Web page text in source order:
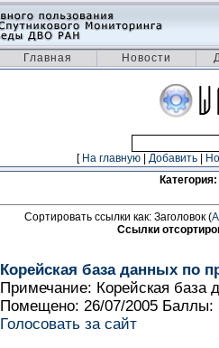
Главная Новости
[ На главную Добавить
Категория:
Сортировать ссылки как: Заголовок (A
Ссылки
Корейская база данных по
Примечание: Корейская база
Помещено: 26/07/2005 Баллы:
Голосовать за сайт